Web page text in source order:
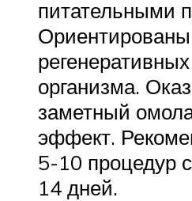
питательными
организма.
заметный
эффект.
5-10 процедур
14 дней.